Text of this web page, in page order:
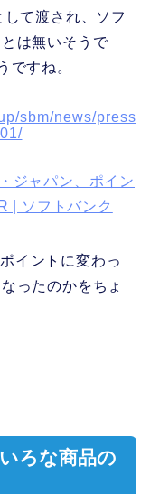
て渡され、ソフ
は無いそうで
ですね。
ジャパン、ポイン
| ソフトバンク
イントに変わっ
ったのかをちょ
ろな商品の